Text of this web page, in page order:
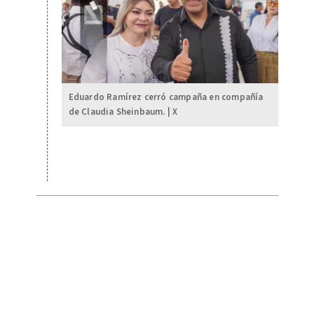
Eduardo Ramírez cerró campaña en compañía
de Claudia Sheinbaum. | X